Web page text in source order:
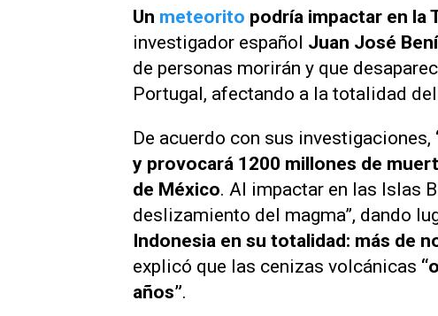
Un meteorito podría impactar en la
investigador español Juan José
de personas morirán y que
Portugal, afectando a la totalidad
De acuerdo con sus investigaciones,
y provocará 1200 millones de
de México. Al impactar en las Islas
deslizamiento del magma”, dando
Indonesia en su totalidad: más de
explicó que las cenizas volcánicas
años”.